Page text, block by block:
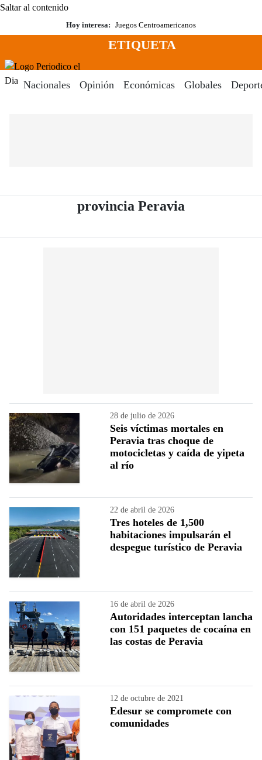
Saltar al contenido
Hoy interesa: Juegos Centroamericanos
Menú
ETIQUETA
Nacionales Opinión Económicas Globales
provincia Peravia
28 de julio de 2026
Seis víctimas mortales en
Peravia tras choque de
motocicletas y caída de yipeta
al río
22 de abril de 2026
Tres hoteles de 1,500
habitaciones impulsarán el
despegue turístico de Peravia
16 de abril de 2026
Autoridades interceptan lancha
con 151 paquetes de cocaína en
las costas de Peravia
12 de octubre de 2021
Edesur se compromete con
comunidades